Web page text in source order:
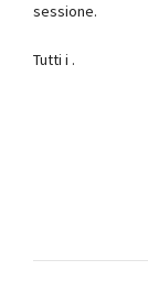
sessione.
Tutti i .